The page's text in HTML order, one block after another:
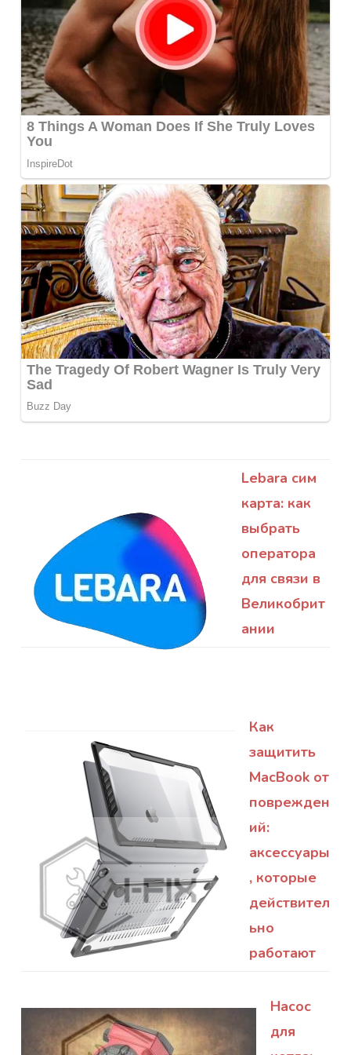
Lebara сим
карта: как
выбрать
оператора
для связи в
Великобрит
ании
Как
защитить
MacBook от
поврежден
ий:
аксессуары
, которые
действител
ьно
работают
Насос
для